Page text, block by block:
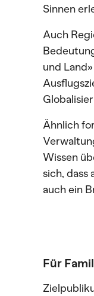
Sinnen
Auch
und
Ähnlich
Wissen
sich, dass
auch ein
Für